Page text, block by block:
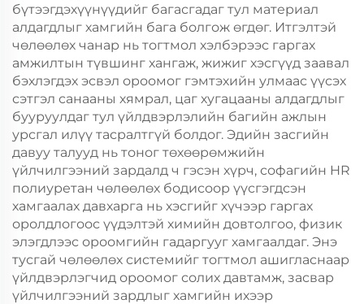
бүтээгдэхүүнүүдийг багасгадаг тул материал
алдагдлыг хамгийн бага болгож өгдөг. Итгэлтэй
чөлөөлөх чанар нь тогтмол хэлбэрээс гаргах
амжилтын түвшинг хангаж, жижиг хэсгүүд заавал
бэхлэгдэх эсвэл ороомог гэмтэхийн улмаас үүсэх
сэтгэл санааны хямрал, цаг хугацааны алдагдлыг
бууруулдаг тул үйлдвэрлэлийн багийн ажлын
урсгал илүү тасралтгүй болдог. Эдийн засгийн
давуу талууд нь тоног төхөөрөмжийн
үйлчилгээний зардалд ч гэсэн хүрч, софагийн HR
полиуретан чөлөөлөх бодисоор үүсгэгдсэн
хамгаалах давхарга нь хэсгийг хүчээр гаргах
оролдлогоос үүдэлтэй химийн довтолгоо, физик
элэгдлээс ороомгийн гадаргууг хамгаалдаг. Энэ
тусгай чөлөөлөх системийг тогтмол ашигласнаар
үйлдвэрлэгчид ороомог солих давтамж, засвар
үйлчилгээний зардлыг хамгийн ихээр